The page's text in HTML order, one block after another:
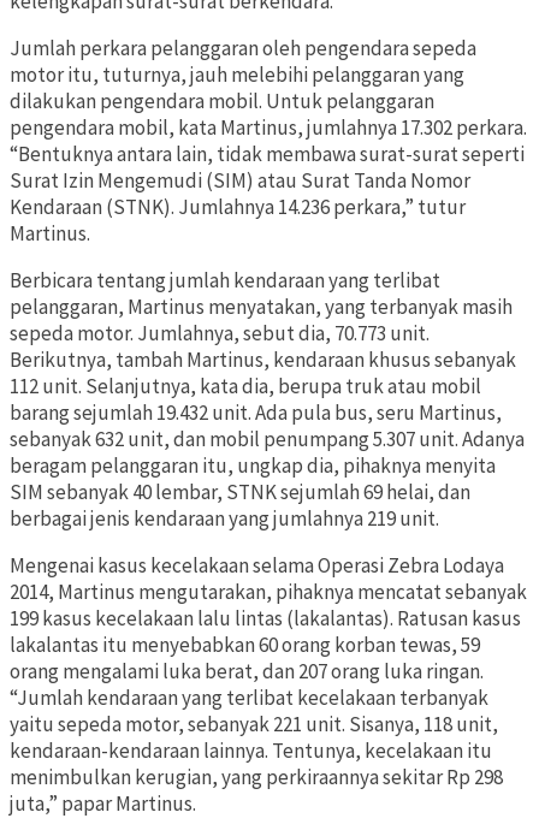
Jumlah perkara pelanggaran oleh pengendara sepeda
motor itu, tuturnya, jauh melebihi pelanggaran yang
dilakukan pengendara mobil. Untuk pelanggaran
pengendara mobil, kata Martinus, jumlahnya 17.302 perkara.
“Bentuknya antara lain, tidak membawa surat-surat seperti
Surat Izin Mengemudi (SIM) atau Surat Tanda Nomor
Kendaraan (STNK). Jumlahnya 14.236 perkara,” tutur
Martinus.
Berbicara tentang jumlah kendaraan yang terlibat
pelanggaran, Martinus menyatakan, yang terbanyak masih
sepeda motor. Jumlahnya, sebut dia, 70.773 unit.
Berikutnya, tambah Martinus, kendaraan khusus sebanyak
112 unit. Selanjutnya, kata dia, berupa truk atau mobil
barang sejumlah 19.432 unit. Ada pula bus, seru Martinus,
sebanyak 632 unit, dan mobil penumpang 5.307 unit. Adanya
beragam pelanggaran itu, ungkap dia, pihaknya menyita
SIM sebanyak 40 lembar, STNK sejumlah 69 helai, dan
berbagai jenis kendaraan yang jumlahnya 219 unit.
Mengenai kasus kecelakaan selama Operasi Zebra Lodaya
2014, Martinus mengutarakan, pihaknya mencatat sebanyak
199 kasus kecelakaan lalu lintas (lakalantas). Ratusan kasus
lakalantas itu menyebabkan 60 orang korban tewas, 59
orang mengalami luka berat, dan 207 orang luka ringan.
“Jumlah kendaraan yang terlibat kecelakaan terbanyak
yaitu sepeda motor, sebanyak 221 unit. Sisanya, 118 unit,
kendaraan-kendaraan lainnya. Tentunya, kecelakaan itu
menimbulkan kerugian, yang perkiraannya sekitar Rp 298
juta,” papar Martinus.